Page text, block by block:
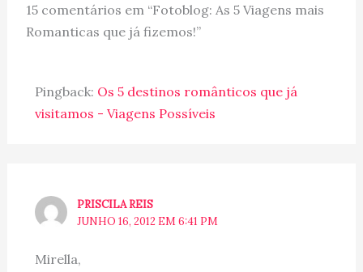
15 comentários em “Fotoblog: As 5 Viagens mais
Romanticas que já fizemos!”
Pingback: Os 5 destinos românticos que já
visitamos - Viagens Possíveis
PRISCILA REIS
JUNHO 16, 2012 EM 6:41 PM
Mirella,